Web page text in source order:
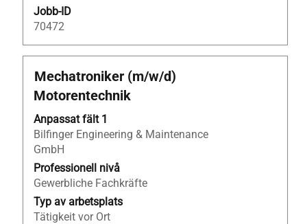
Jobb-ID
70472
Titel
Mechatroniker (m/w/d)
Motorentechnik
Anpassat fält 1
Bilfinger Engineering & Maintenance
GmbH
Professionell nivå
Gewerbliche Fachkräfte
Typ av arbetsplats
Tätigkeit vor Ort
Klicka
på
blankstegstangenten
för
att
visa
allt
innehåll
i
jobbeskrivningen.